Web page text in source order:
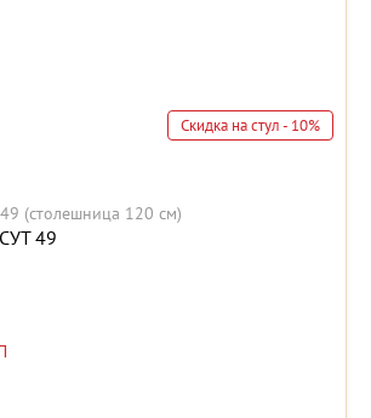
Скидка на стул - 10%
(столешница 120 см)
49